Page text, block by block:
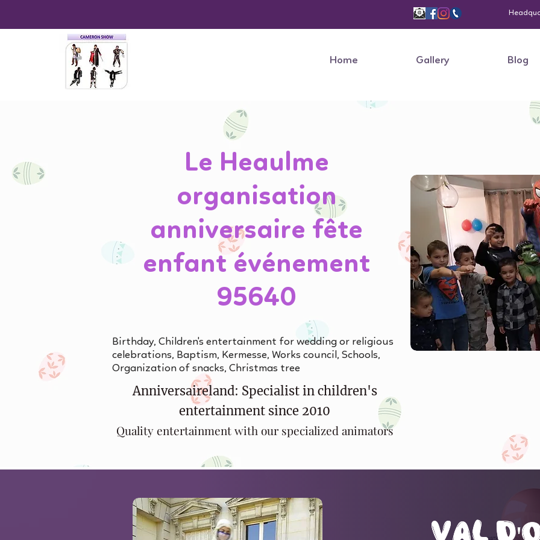
Home Gallery Blog
Le Heaulme
organisation
anniversaire fête
enfant événement
95640
Birthday, Children's entertainment for wedding or religious
celebrations, Baptism, Kermesse, Works council, Schools,
Organization of snacks, Christmas tree
Anniversaireland: Specialist in children's
entertainment since 2010
Quality entertainment with our specialized animators
val
val